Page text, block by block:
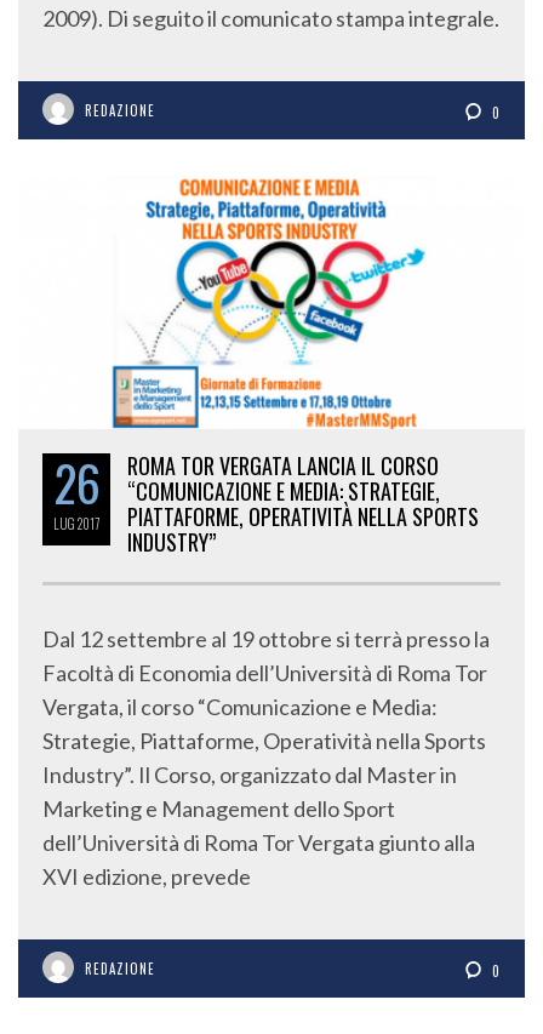
2009). Di seguito il comunicato stampa integrale.
REDAZIONE 0
26
LUG2017
ROMA TOR VERGATA LANCIA IL CORSO
“COMUNICAZIONE E MEDIA: STRATEGIE,
PIATTAFORME, OPERATIVITÀ NELLA SPORTS
INDUSTRY”
Dal 12 settembre al 19 ottobre si terrà presso la
Facoltà di Economia dell’Università di Roma Tor
Vergata, il corso “Comunicazione e Media:
Strategie, Piattaforme, Operatività nella Sports
Industry”. Il Corso, organizzato dal Master in
Marketing e Management dello Sport
dell’Università di Roma Tor Vergata giunto alla
XVI edizione, prevede
REDAZIONE 0